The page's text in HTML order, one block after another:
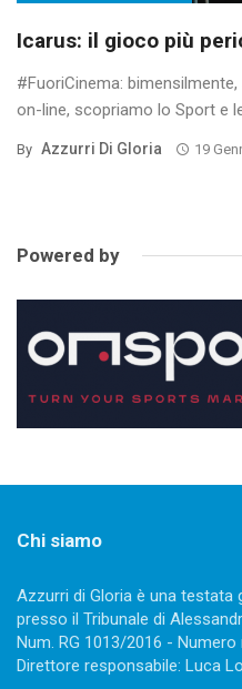
Icarus: il gioco più
#FuoriCinema:
on-line, scopriamo lo Sport e
By Azzurri Di Gloria 19
Powered by
Chi siamo
Azzurri di Gloria è una
presso il Tribunale di
Num. RG 1013/2016 -
Direttore responsabile: Luca